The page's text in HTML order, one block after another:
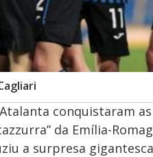
conquistaram
da Emília-
a surpresa